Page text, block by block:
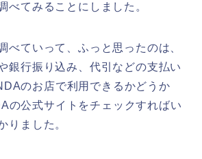
べてみることにしました。
べていって、ふっと思ったのは、
銀行振り込み、代引などの支払い
のお店で利用できるかどうか
の公式サイトをチェックすればい
りました。